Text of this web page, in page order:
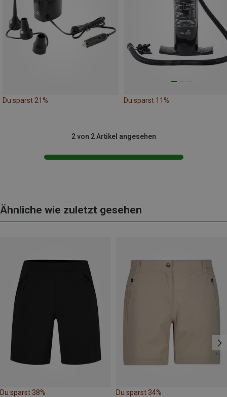
Du sparst 21% Du sparst 11%
2 von 2 Artikel angesehen
Ähnliche wie zuletzt gesehen
Du sparst 38% Du sparst 34%